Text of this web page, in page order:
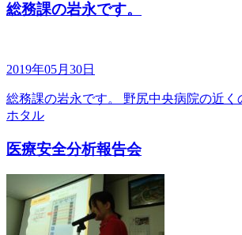
総務課の岩永です。
2019年05月30日
総務課の岩永です。 野尻中央病院の近く
ホタル
医療安全分析報告会